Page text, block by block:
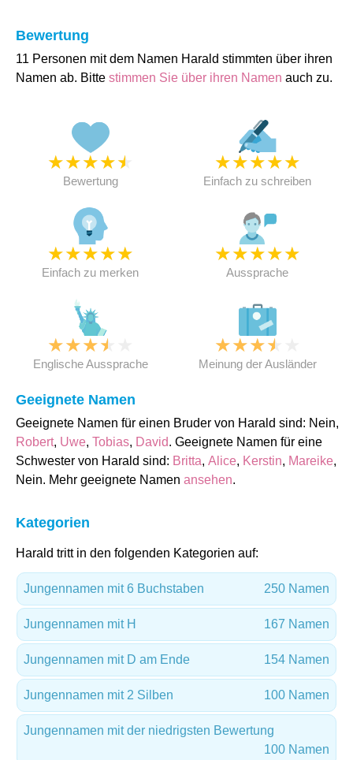
Bewertung
11 Personen mit dem Namen Harald stimmten über ihren
Namen ab. Bitte stimmen Sie über ihren Namen auch zu.
★★★★★
Bewertung
★★★★★
Einfach zu schreiben
★★★★★
Einfach zu merken
★★★★★
Aussprache
★★★★
Englische Aussprache
★★★★
Meinung der Ausländer
Geeignete Namen
Geeignete Namen für einen Bruder von Harald sind: Nein,
Robert, Uwe, Tobias, David. Geeignete Namen für eine
Schwester von Harald sind: Britta, Alice, Kerstin, Mareike,
Nein. Mehr geeignete Namen ansehen.
Kategorien
Harald tritt in den folgenden Kategorien auf:
Jungennamen mit 6 Buchstaben 250 Namen
Jungennamen mit H 167 Namen
Jungennamen mit D am Ende 154 Namen
Jungennamen mit 2 Silben 100 Namen
Jungennamen mit der niedrigsten Bewertung
100 Namen